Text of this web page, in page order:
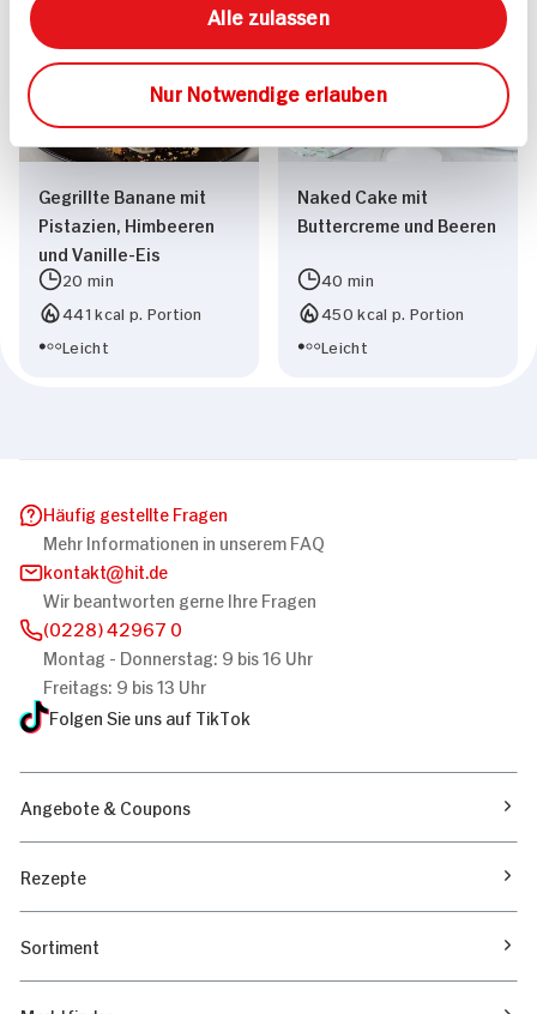
Alle zulassen
Nur Notwendige erlauben
Gegrillte Banane mit
Pistazien, Himbeeren
und Vanille-Eis
20 min
441 kcal p. Portion
Leicht
Naked Cake mit
Buttercreme und Beeren
40 min
450 kcal p. Portion
Leicht
Häufig gestellte Fragen
Mehr Informationen in unserem FAQ
kontakt
hit.de
Wir beantworten gerne Ihre Fragen
(0228) 42967 0
Montag - Donnerstag: 9 bis 16 Uhr
Freitags: 9 bis 13 Uhr
Folgen Sie uns auf TikTok
Angebote & Coupons
Rezepte
Sortiment